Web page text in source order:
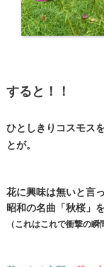
すると！！
ひとしきりコスモス
とが。
花に興味は無いと言
昭和の名曲「秋桜」
（これはこれで衝撃の瞬